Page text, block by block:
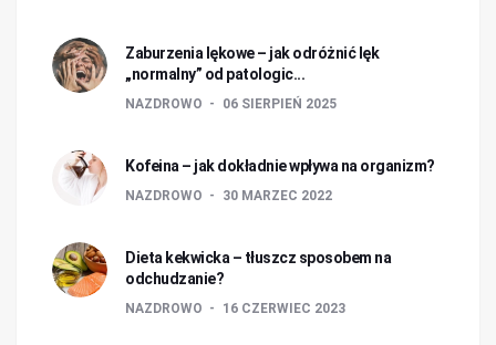
Zaburzenia lękowe – jak odróżnić lęk
„normalny” od patologic...
NAZDROWO 06 SIERPIEŃ 2025
Kofeina – jak dokładnie wpływa na organizm?
NAZDROWO 30 MARZEC 2022
Dieta kekwicka – tłuszcz sposobem na
odchudzanie?
NAZDROWO 16 CZERWIEC 2023